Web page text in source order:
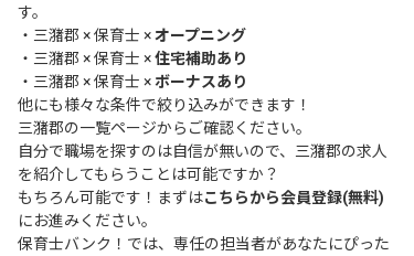
す。
・ 三潴郡 × 保育士 ×オープニング
・ 三潴郡 × 保育士 ×住宅補助あり
・ 三潴郡 × 保育士 ×ボーナスあり
他にも様々な条件で絞り込みができます！
三潴郡の一覧ページからご確認ください。
自分で職場を探すのは自信が無いので、三潴郡の求人
を紹介してもらうことは可能ですか？
もちろん可能です！まずはこちらから会員登録(無料)
にお進みください。
保育士バンク！では、専任の担当者があなたにぴった